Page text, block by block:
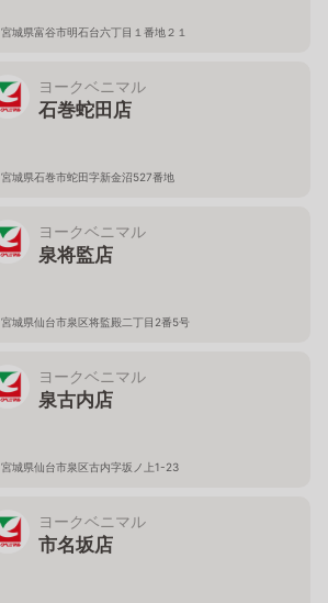
宮城県富谷市明石台六丁目１番地２１
ヨークベニマル
石巻蛇田店
宮城県石巻市蛇田字新金沼527番地
ヨークベニマル
泉将監店
宮城県仙台市泉区将監殿二丁目2番5号
ヨークベニマル
泉古内店
宮城県仙台市泉区古内字坂ノ上1-23
ヨークベニマル
市名坂店